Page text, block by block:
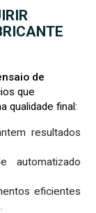
de
que
qualidade final:
resultados
automatizado
eficientes